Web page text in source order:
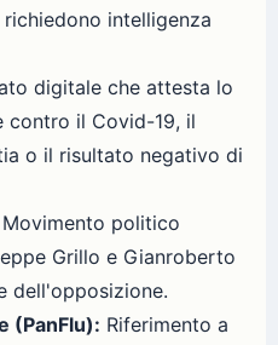
intelligenza
digitale che attesta lo
contro il Covid-19, il
o il risultato negativo di
Movimento politico
Grillo e Gianroberto
dell'opposizione.
(PanFlu): Riferimento a